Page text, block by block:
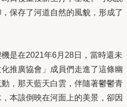
保存了河道自然的風貌，形成了
是在2021年6月28日，當時還未
推廣協會」成員們走進了這條幽
，那天藍天白雲，伴隨著鬱鬱青
本該倒映在河面上的美景，卻因